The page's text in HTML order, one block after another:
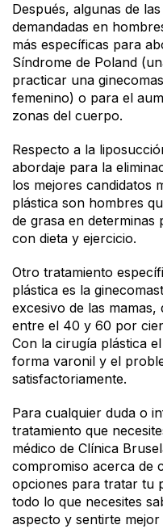
Después, algunas de
demandadas en
más específicas para
Síndrome de Poland
practicar una
femenino) o para el
zonas del cuerpo.
Respecto a la
abordaje para la
los mejores candidatos
plástica son hombres
de grasa en determinas
con dieta y ejercicio.
Otro tratamiento
plástica es la
excesivo de las
entre el 40 y 60 por
Con la cirugía plástica
forma varonil y el
satisfactoriamente.
Para cualquier duda o
tratamiento que
médico de Clínica
compromiso acerca de
opciones para tratar tu
todo lo que necesites
aspecto y sentirte